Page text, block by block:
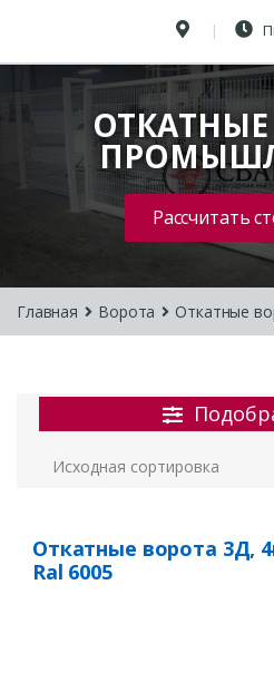
Рассчитать
Главная Ворота Откатные
Откатные ворота 3Д,
Ral 6005